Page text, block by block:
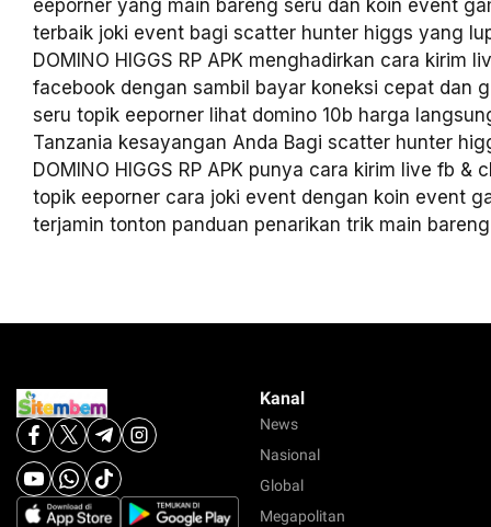
eeporner yang main bareng seru dan koin event
terbaik joki event bagi scatter hunter higgs yang
DOMINO HIGGS RP APK menghadirkan cara kirim
facebook dengan sambil bayar koneksi cepat dan
seru topik eeporner lihat domino 10b harga
Tanzania kesayangan Anda Bagi scatter hunter
DOMINO HIGGS RP APK punya cara kirim live fb &
topik eeporner cara joki event dengan koin event
terjamin tonton panduan penarikan trik main
Kanal
News
Nasional
Global
Megapolitan